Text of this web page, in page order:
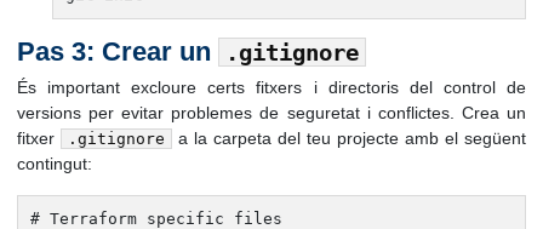
Pas 3: Crear un .gitignore
És important excloure certs fitxers i directoris del control de
versions per evitar problemes de seguretat i conflictes. Crea un
fitxer
.gitignore
a la carpeta del teu projecte amb el següent
contingut:
# Terraform specific files